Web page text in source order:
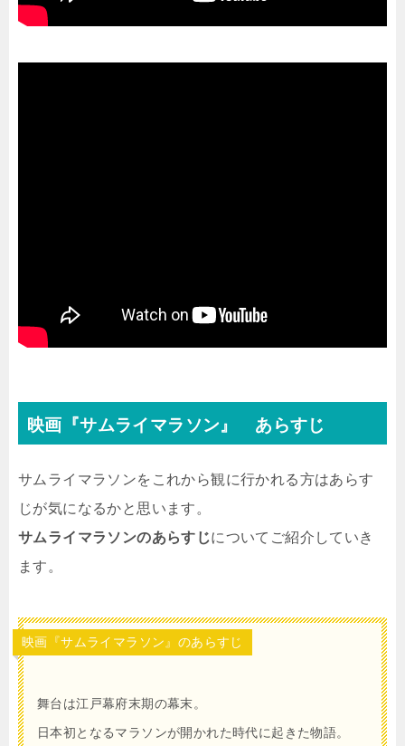
映画『サムライマラソン』 あらすじ
サムライマラソンをこれから観に行かれる方はあらす
じが気になるかと思います。
サムライマラソンのあらすじについてご紹介していき
ます。
映画『サムライマラソン』のあらすじ
舞台は江戸幕府末期の幕末。
日本初となるマラソンが開かれた時代に起きた物語。